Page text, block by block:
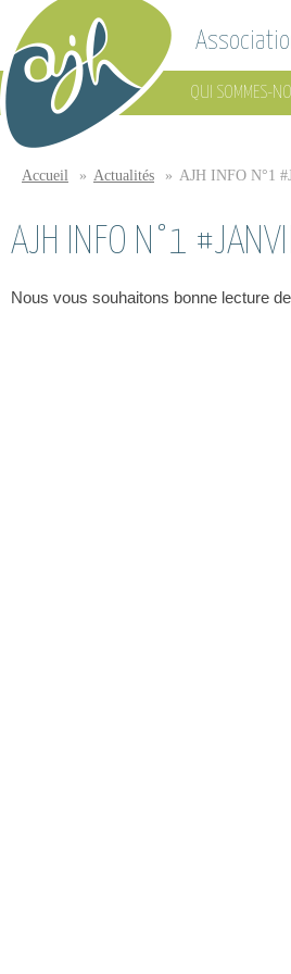
Aller au contenu principal
Association
les Jeunes
Handicapés
QUI SOMMES-
Vous êtes ici
Accueil » Actualités » AJH INFO N°1
AJH INFO N°1
Nous vous souhaitons bonne lecture